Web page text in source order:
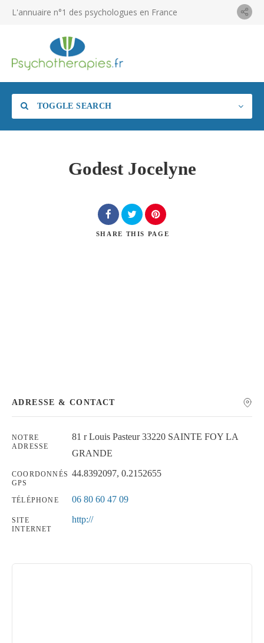
L'annuaire n°1 des psychologues en France
TOGGLE SEARCH
Godest Jocelyne
SHARE THIS PAGE
ADRESSE & CONTACT
NOTRE
ADRESSE
81 r Louis Pasteur 33220 SAINTE FOY LA
GRANDE
COORDONNÉS
GPS
44.8392097, 0.2152655
TÉLÉPHONE 06 80 60 47 09
SITE
INTERNET
http://